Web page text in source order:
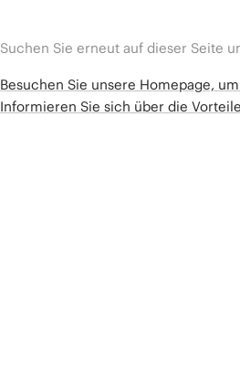
Suchen Sie erneut auf dieser Seite
Besuchen Sie unsere Homepage,
Informieren Sie sich über die